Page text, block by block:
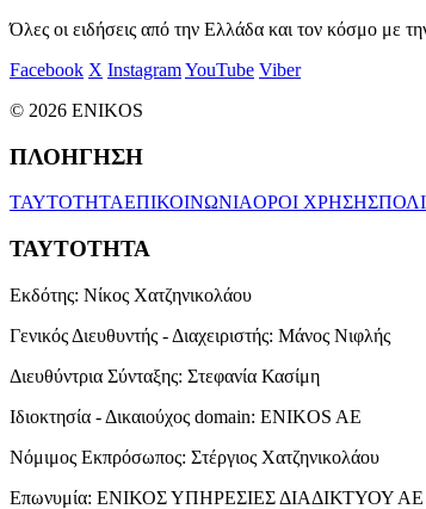
Όλες οι ειδήσεις από την Ελλάδα και τον κόσμο με
Facebook X InstagramYouTube Viber
© 2026 ENIKOS
ΠΛΟΗΓΗΣΗ
ΤΑΥΤΟΤΗΤΑΕΠΙΚΟΙΝΩΝΙΑΟΡΟΙ ΧΡΗΣΗΣ
ΤΑΥΤΟΤΗΤΑ
Εκδότης: Νίκος Χατζηνικολάου
Γενικός Διευθυντής - Διαχειριστής: Μάνος Νιφλής
Διευθύντρια Σύνταξης: Στεφανία Κασίμη
Ιδιοκτησία - Δικαιούχος domain: ENIKOS AE
Νόμιμος Εκπρόσωπος: Στέργιος Χατζηνικολάου
Επωνυμία: ΕΝΙΚΟΣ ΥΠΗΡΕΣΙΕΣ ΔΙΑΔΙΚΤΥΟΥ ΑΕ